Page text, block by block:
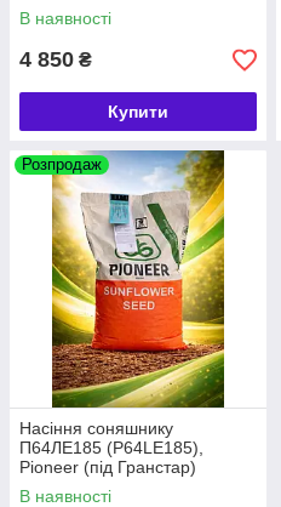
В наявності
4 850 ₴
Купити
Розпродаж
Насіння соняшнику
П64ЛЕ185 (P64LE185),
Pioneer (під Гранстар)
В наявності